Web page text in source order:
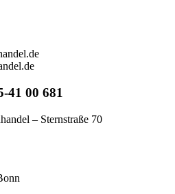
41 00 681
– Sternstraße 70